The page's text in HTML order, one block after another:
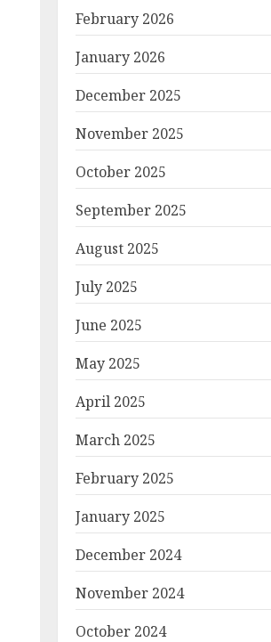
February 2026
January 2026
December 2025
November 2025
October 2025
September 2025
August 2025
July 2025
June 2025
May 2025
April 2025
March 2025
February 2025
January 2025
December 2024
November 2024
October 2024